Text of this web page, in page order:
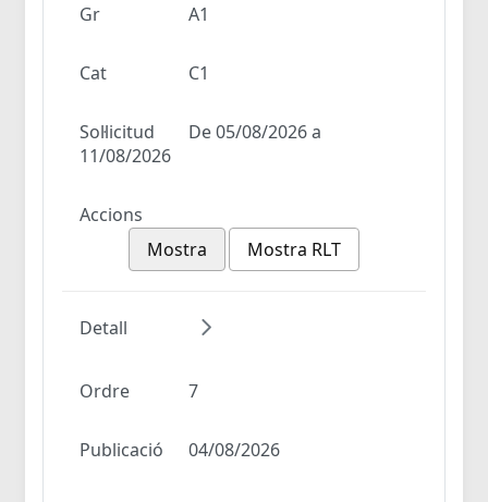
Gr A1
Cat C1
Sol·licitud
De 05/08/2026 a
11/08/2026
Accions
Mostra
Mostra RLT
Detall
Ordre 7
Publicació 04/08/2026